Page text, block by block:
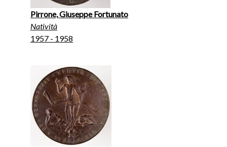
Pirrone, Giuseppe Fortunato
Natività
1957 - 1958